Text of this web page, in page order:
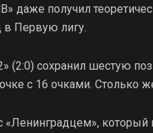
даже получил
в Первую лигу.
(2:0) сохранил шестую
с 16 очками. Столько
«Ленинградцем», который